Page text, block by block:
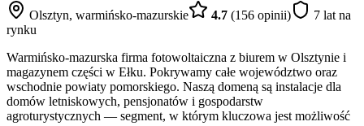
Olsztyn, warmińsko-mazurskie 4.7 (156 opinii) 7 lat na
rynku
Warmińsko-mazurska firma fotowoltaiczna z biurem w Olsztynie i
magazynem części w Ełku. Pokrywamy całe województwo oraz
wschodnie powiaty pomorskiego. Naszą domeną są instalacje dla
domów letniskowych, pensjonatów i gospodarstw
agroturystycznych — segment, w którym kluczowa jest możliwość